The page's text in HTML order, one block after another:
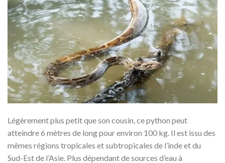
Légèrement plus petit que son cousin, ce python peut
atteindre 6 mètres de long pour environ 100 kg. Il est issu des
mêmes régions tropicales et subtropicales de l’inde et du
Sud-Est de l’Asie. Plus dépendant de sources d’eau à